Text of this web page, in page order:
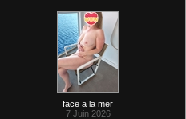
face a la mer
7 Juin 2026